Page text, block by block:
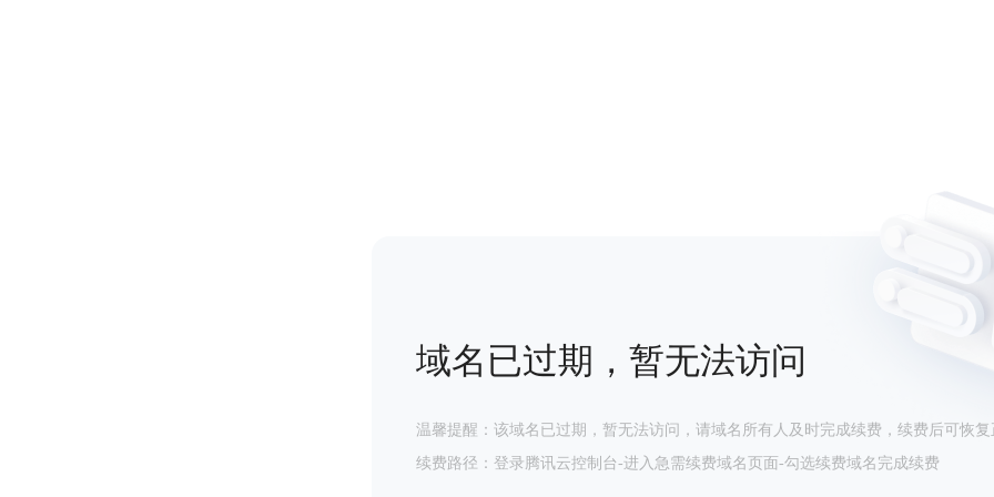
域名已过期，暂无法访问
温馨提醒：该域名已过期，暂无法访问，请域名所有人及时完成续费，续费后可恢复
续费路径：登录腾讯云控制台-进入急需续费域名页面-勾选续费域名完成续费